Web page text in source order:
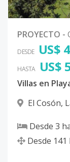
PROYECTO -
DESDE US$
HASTA US$
Villas en
El Cosón,
Desde 3
Desde 141